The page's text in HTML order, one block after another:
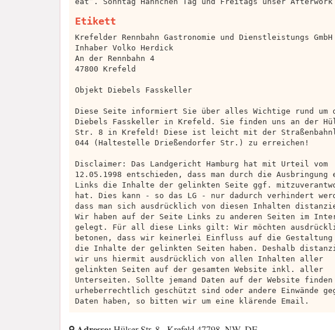
Etikett
Krefelder Rennbahn Gastronomie und Dienstleistungs GmbH
Inhaber Volko Herdick
An der Rennbahn 4
47800 Krefeld
Objekt Diebels Fasskeller
Diese Seite informiert Sie über alles Wichtige rund um
Diebels Fasskeller in Krefeld. Sie finden uns an der
Str. 8 in Krefeld! Diese ist leicht mit der
044 (Haltestelle Drießendorfer Str.) zu erreichen!
Disclaimer: Das Landgericht Hamburg hat mit Urteil vom
12.05.1998 entschieden, dass man durch die Ausbringung
Links die Inhalte der gelinkten Seite ggf.
hat. Dies kann - so das LG - nur dadurch verhindert
dass man sich ausdrücklich von diesen Inhalten
Wir haben auf der Seite Links zu anderen Seiten im
gelegt. Für all diese Links gilt: Wir möchten
betonen, dass wir keinerlei Einfluss auf die Gestaltung
die Inhalte der gelinkten Seiten haben. Deshalb
wir uns hiermit ausdrücklich von allen Inhalten aller
gelinkten Seiten auf der gesamten Website inkl. aller
Unterseiten. Sollte jemand Daten auf der Website
urheberrechtlich geschützt sind oder andere Einwände
Daten haben, so bitten wir um eine klärende Email.